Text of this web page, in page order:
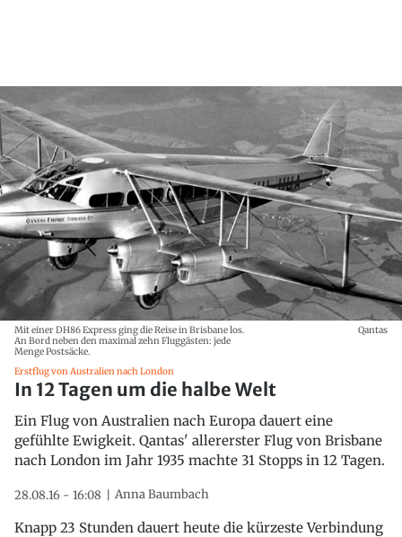
Mit einer DH86 Express ging die Reise in Brisbane los.
An Bord neben den maximal zehn Fluggästen: jede
Menge Postsäcke.
Qantas
Erstflug von Australien nach London
In 12 Tagen um die halbe Welt
Ein Flug von Australien nach Europa dauert eine
gefühlte Ewigkeit. Qantas' allererster Flug von Brisbane
nach London im Jahr 1935 machte 31 Stopps in 12 Tagen.
28.08.16 - 16:08 Anna Baumbach
Knapp 23 Stunden dauert heute die kürzeste Verbindung